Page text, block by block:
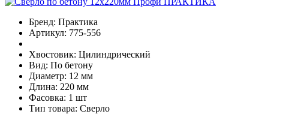
Бренд: Практика
Артикул: 775-556
Хвостовик: Цилиндрический
Вид: По бетону
Диаметр: 12 мм
Длина: 220 мм
Фасовка: 1 шт
Тип товара: Сверло